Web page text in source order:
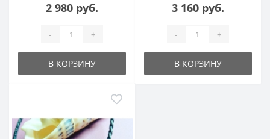
2 980 руб.
- +
В КОРЗИНУ
3 160 руб.
- +
В КОРЗИНУ